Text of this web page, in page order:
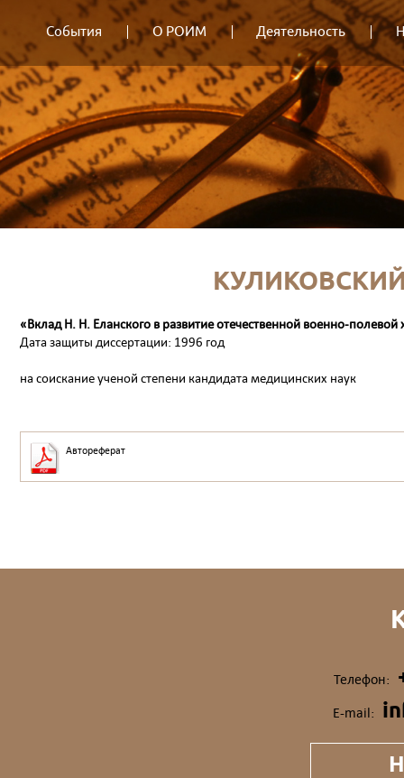
События О РОИМ Деятельность
«Вклад Н. Н. Еланского в развитие отечественной военно-полевой
Дата защиты диссертации: 1996 год
на соискание ученой степени кандидата медицинских наук
Автореферат
Телефон:
E-mail: